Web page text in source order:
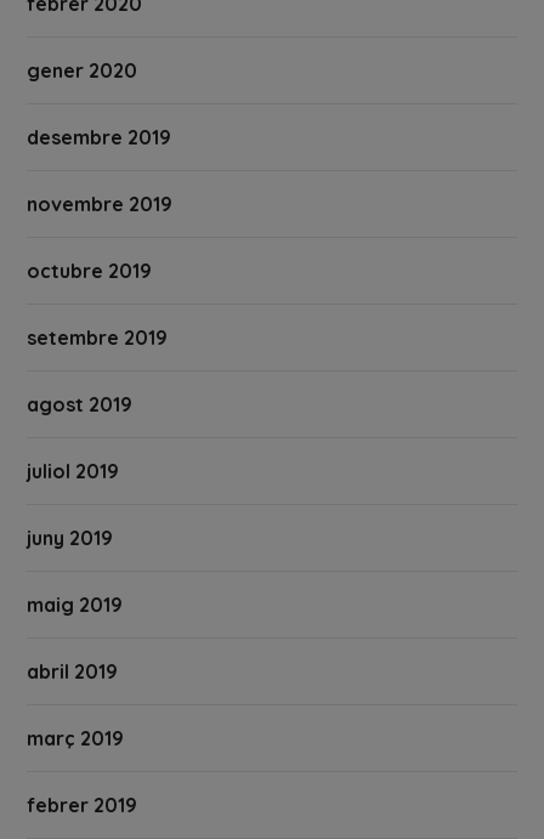
gener 2020
desembre 2019
novembre 2019
octubre 2019
setembre 2019
agost 2019
juliol 2019
juny 2019
maig 2019
abril 2019
març 2019
febrer 2019